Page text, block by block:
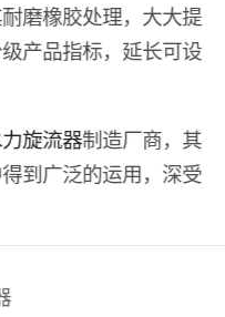
磨橡胶处理，大大提
产品指标，延长可设
旋流器制造厂商，其
到广泛的运用，深受